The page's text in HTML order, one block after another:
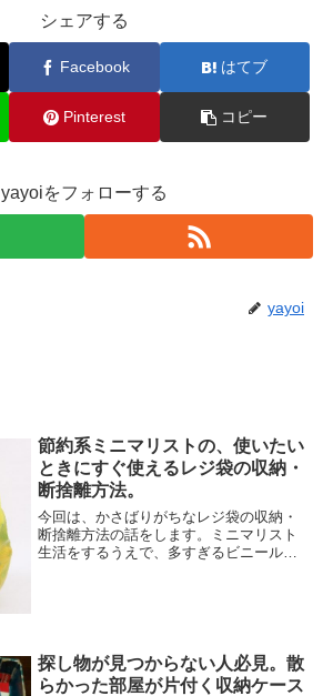
シェアする
Facebook はてブ
Pinterest コピー
yayoiをフォローする
yayoi
節約系ミニマリストの、使いたい
ときにすぐ使えるレジ袋の収納・
断捨離方法。
今回は、かさばりがちなレジ袋の収納・
断捨離方法の話をします。ミニマリスト
生活をするうえで、多すぎるビニール袋
探し物が見つからない人必見。散
らかった部屋が片付く収納ケース